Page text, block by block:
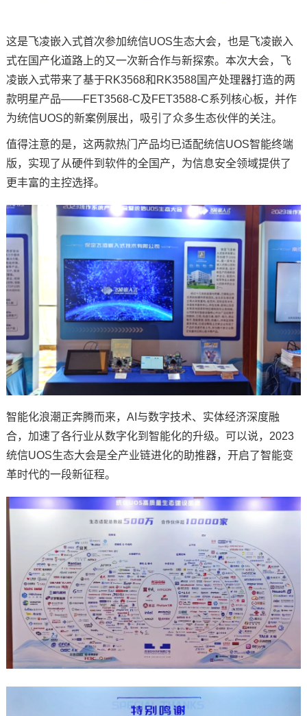
这是飞凌嵌入式首次参加统信UOS生态大会，也是飞凌嵌入
式在国产化道路上的又一次新合作与新探索。本次大会，飞
凌嵌入式带来了基于RK3568和RK3588国产处理器打造的两
款明星产品——FET3568-C及FET3588-C系列 核心板，并作
为统信UOS的新案例展出，吸引了众多生态伙伴的关注。
值得注意的是，这两款热门产品均已适配统信UOS智能终端
版，实现了从硬件到软件的全国产，为信息安全领域提供了
更丰富的主控选择。
智能化浪潮正奔腾而来，AI与数字技术、实体经济深度融
合，加速了各行业从数字化到智能化的升级。可以说，2023
统信UOS生态大会是全产业链进化的助推器，开启了智能变
革时代的一段新征程。